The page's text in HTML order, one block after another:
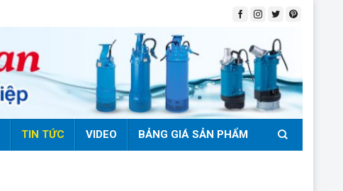
TIN TỨC VIDEO BẢNG GIÁ SẢN PHẨM